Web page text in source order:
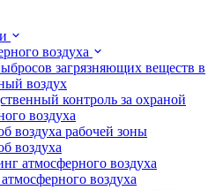
воздуха
загрязняющих веществ в
воздух
контроль за охраной
воздуха
воздуха рабочей зоны
воздуха
атмосферного воздуха
воздуха